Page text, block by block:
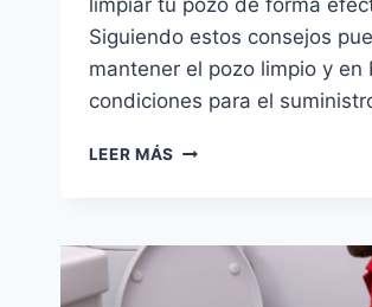
Siguiendo estos consejos
mantener el pozo limpio y en
condiciones para el
LEER MÁS MANTENER